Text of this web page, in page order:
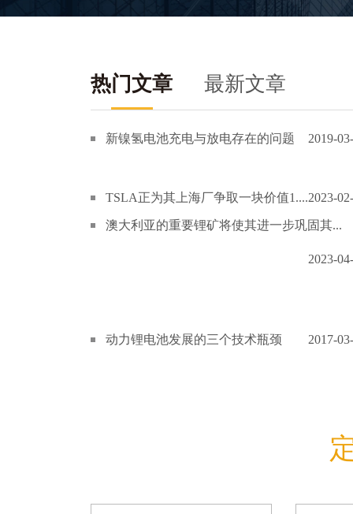
热门文章 最新文章
新镍氢电池充电与放电存在的问题 2019-
TSLA正为其上海厂争取一块价值1....2023-
澳大利亚的重要锂矿将使其进一步巩固其...
2023-
动力锂电池发展的三个技术瓶颈 2017-